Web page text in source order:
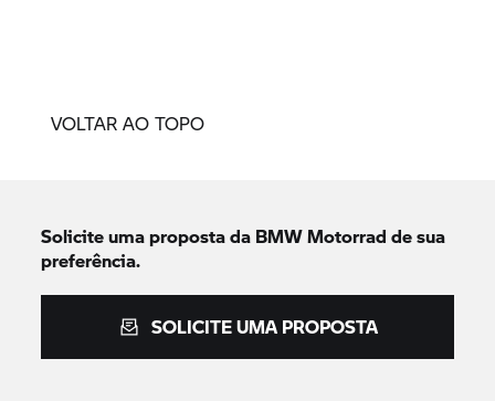
VOLTAR AO TOPO
Solicite uma proposta da BMW Motorrad de sua
preferência.
SOLICITE UMA PROPOSTA